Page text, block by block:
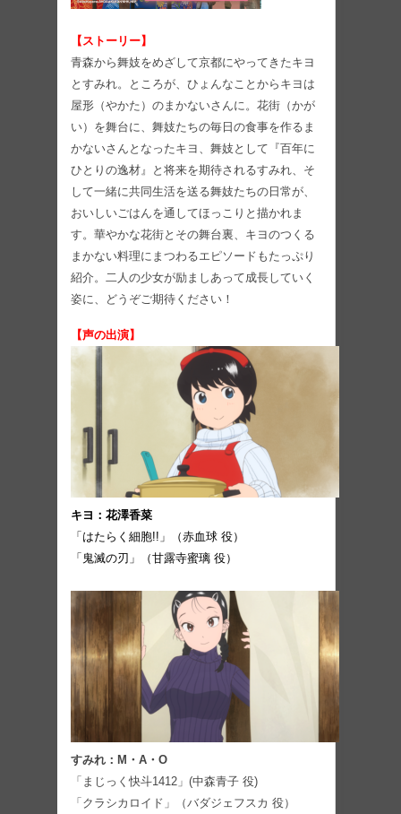
【ストーリー】
青森から舞妓をめざして京都にやってきたキヨ
とすみれ。ところが、ひょんなことからキヨは
屋形（やかた）のまかないさんに。花街（かが
い）を舞台に、舞妓たちの毎日の食事を作るま
かないさんとなったキヨ、舞妓として『百年に
ひとりの逸材』と将来を期待されるすみれ、そ
して一緒に共同生活を送る舞妓たちの日常が、
おいしいごはんを通してほっこりと描かれま
す。華やかな花街とその舞台裏、キヨのつくる
まかない料理にまつわるエピソードもたっぷり
紹介。二人の少女が励ましあって成長していく
姿に、どうぞご期待ください！
【声の出演】
キヨ：花澤香菜
「はたらく細胞!!」（赤血球 役）
「鬼滅の刃」（甘露寺蜜璃 役）
すみれ：M・A・O
「まじっく快斗1412」(中森青子 役)
「クラシカロイド」（バダジェフスカ 役）